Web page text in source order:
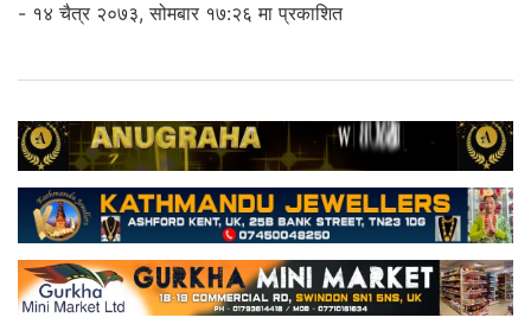
- १४ चैत्र २०७३, सोमबार १७:२६ मा प्रकाशित